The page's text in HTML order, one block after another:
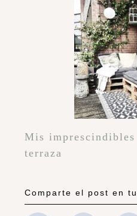
Mis
terraza
Comparte el post en